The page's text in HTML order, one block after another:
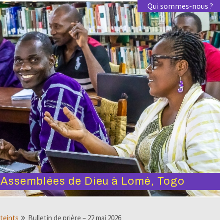
Qui sommes-nous ?
de Dieu à Lomé, Togo
Bulletin de prière – 22 mai 2026